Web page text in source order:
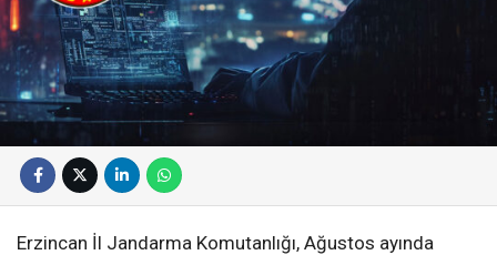
Erzincan İl Jandarma Komutanlığı, Ağustos ayında